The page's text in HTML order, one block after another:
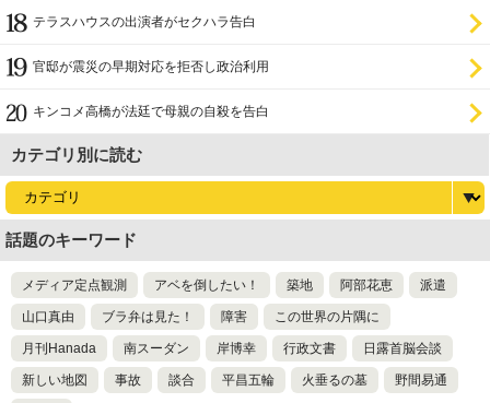
テラスハウスの出演者がセクハラ告白
官邸が震災の早期対応を拒否し政治利用
キンコメ高橋が法廷で母親の自殺を告白
カテゴリ別に読む
話題のキーワード
メディア定点観測 アベを倒したい！ 築地 阿部花恵 派遣
山口真由 ブラ弁は見た！ 障害 この世界の片隅に
月刊Hanada 南スーダン 岸博幸 行政文書 日露首脳会談
新しい地図 事故 談合 平昌五輪 火垂るの墓 野間易通